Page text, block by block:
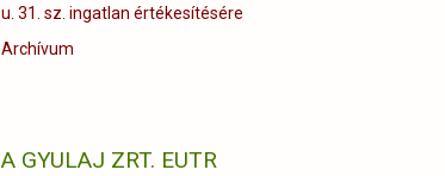
u. 31. sz. ingatlan értékesítésére
Archívum
A GYULAJ ZRT. EUTR